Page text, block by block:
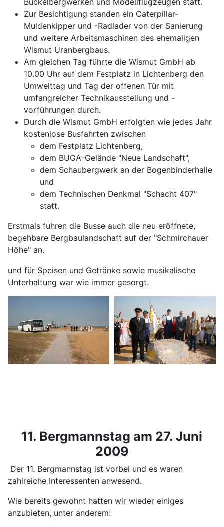
Zur Besichtigung standen ein Caterpillar-
Muldenkipper und -Radlader von der Sanierung
und weitere Arbeitsmaschinen des ehemaligen
Wismut Uranbergbaus.
Am gleichen Tag führte die Wismut GmbH ab
10.00 Uhr auf dem Festplatz in Lichtenberg den
Umwelttag und Tag der offenen Tür mit
umfangreicher Technikausstellung und -
vorführungen durch.
Durch die Wismut GmbH erfolgten wie jedes Jahr
kostenlose Busfahrten zwischen
dem Festplatz Lichtenberg,
dem BUGA-Gelände "Neue Landschaft",
dem Schaubergwerk an der Bogenbinderhalle
und
dem Technischen Denkmal "Schacht 407"
statt.
Erstmals fuhren die Busse auch die neu eröffnete,
begehbare Bergbaulandschaft auf der "Schmirchauer
Höhe" an.
und für Speisen und Getränke sowie musikalische
Unterhaltung war wie immer gesorgt.
11. Bergmannstag am 27. Juni
2009
Der 11. Bergmannstag ist vorbei und es waren
zahlreiche Interessenten anwesend.
Wie bereits gewohnt hatten wir wieder einiges
anzubieten, unter anderem: